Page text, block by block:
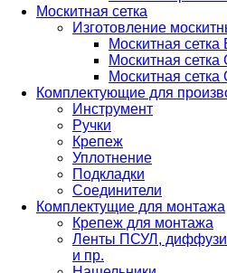
Москитная сетка
Изготовление
Москитная
Москитная
Москитная
Комплектующие для
Инструмент
Ручки
Крепеж
Уплотнение
Подкладки
Соединители
Комплектущие для монтажа
Крепеж для монтажа
Ленты ПСУЛ,
и пр.